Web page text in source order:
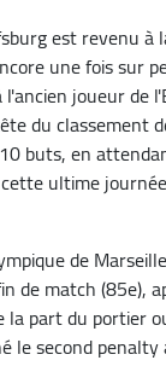
est revenu à
une fois sur
joueur de
du classement
buts, en
ultime
de
de match (85e),
la part du portier
le second penalty